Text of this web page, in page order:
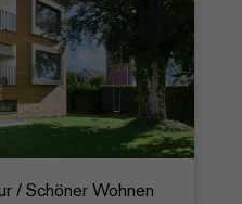
/ Schöner Wohnen